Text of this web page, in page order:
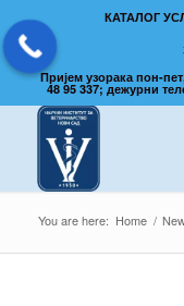
КАТАЛОГ
Пријем узорака пон-
48 95 337; дежурни
You are here: Home /